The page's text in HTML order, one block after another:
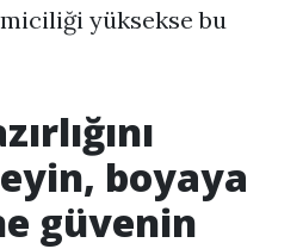
yüksekse bu
boyaya
güvenin